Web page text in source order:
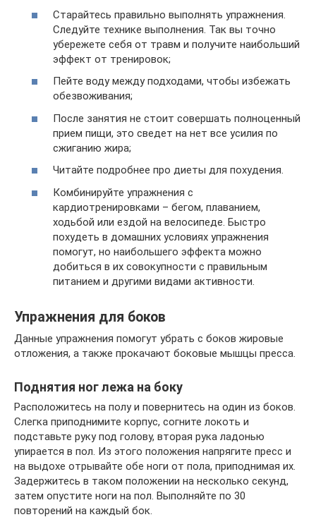
Старайтесь правильно выполнять упражнения.
Следуйте технике выполнения. Так вы точно
убережете себя от травм и получите наибольший
эффект от тренировок;
Пейте воду между подходами, чтобы избежать
обезвоживания;
После занятия не стоит совершать полноценный
прием пищи, это сведет на нет все усилия по
сжиганию жира;
Читайте подробнее про диеты для похудения.
Комбинируйте упражнения с
кардиотренировками – бегом, плаванием,
ходьбой или ездой на велосипеде. Быстро
похудеть в домашних условиях упражнения
помогут, но наибольшего эффекта можно
добиться в их совокупности с правильным
питанием и другими видами активности.
Упражнения для боков
Данные упражнения помогут убрать с боков жировые
отложения, а также прокачают боковые мышцы пресса.
Поднятия ног лежа на боку
Расположитесь на полу и повернитесь на один из боков.
Слегка приподнимите корпус, согните локоть и
подставьте руку под голову, вторая рука ладонью
упирается в пол. Из этого положения напрягите пресс и
на выдохе отрывайте обе ноги от пола, приподнимая их.
Задержитесь в таком положении на несколько секунд,
затем опустите ноги на пол. Выполняйте по 30
повторений на каждый бок.